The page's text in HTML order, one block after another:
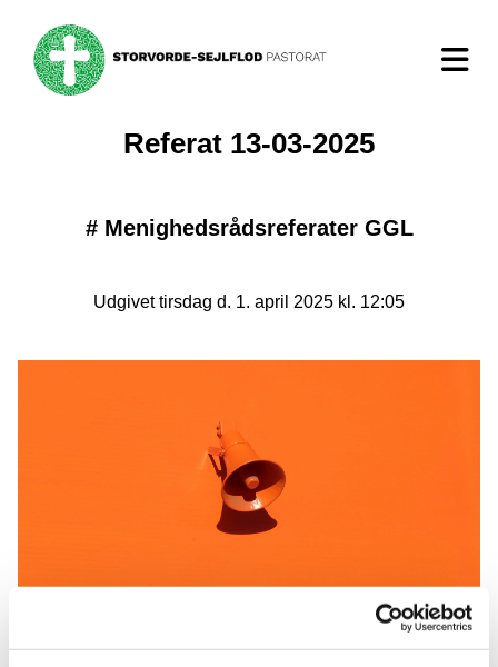
Referat 13-03-2025
# Menighedsrådsreferater GGL
Udgivet tirsdag d. 1. april 2025 kl. 12:05